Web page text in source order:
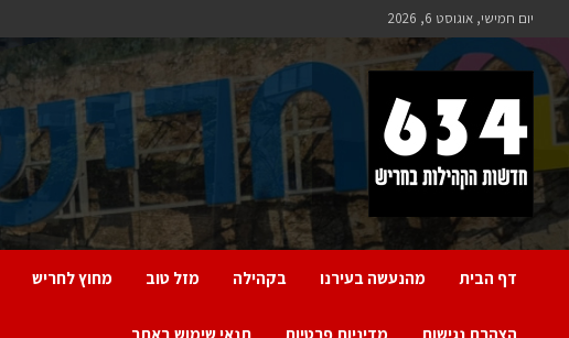
content
יום חמישי, אוגוסט 6, 2026
חריש 634
חדשות הקהילות בחריש
דף הבית מהנעשה בעירנו בקהילה מזל טוב מחוץ לחריש